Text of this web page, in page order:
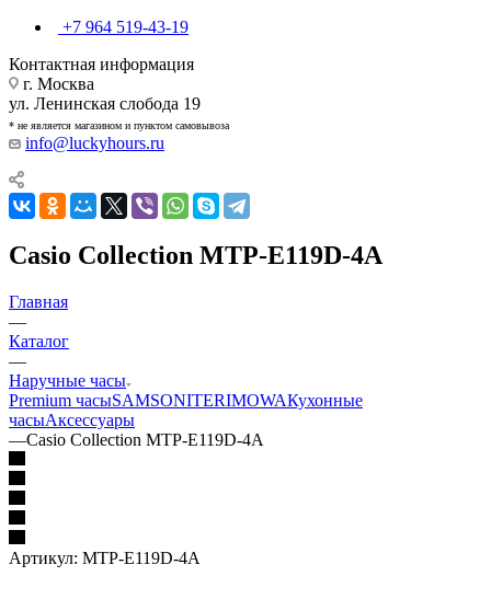
+7 964 519-43-19
Контактная информация
г. Москва
ул. Ленинская слобода 19
* не является магазином и пунктом самовывоза
info@luckyhours.ru
Casio Collection MTP-E119D-4A
Главная
—
Каталог
—
Наручные часы
Premium часыSAMSONITERIMOWAКухонные
часыАксессуары
—Casio Collection MTP-E119D-4A
Артикул: MTP-E119D-4A